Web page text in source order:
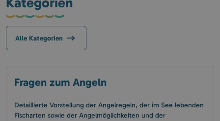
Alle Kategorien
Fragen zum Angeln
Detaillierte Vorstellung der Angelregeln, der im See lebenden
Fischarten sowie der Angelmöglichkeiten und der